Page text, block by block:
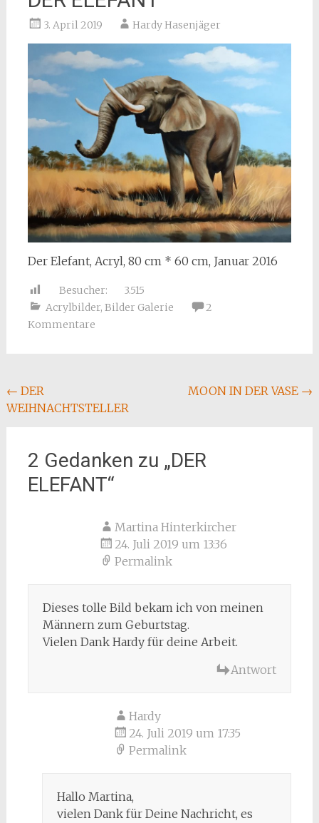
3. April 2019 Hardy Hasenjäger
Der Elefant, Acryl, 80 cm * 60 cm, Januar 2016
Besucher:
3.515
Acrylbilder, Bilder Galerie
2
Kommentare
Beitragsnavigation
← DER
WEIHNACHTSTELLER
MOON IN DER VASE →
2 Gedanken zu „DER
ELEFANT“
Martina Hinterkircher
24. Juli 2019 um 13:36
Permalink
Dieses tolle Bild bekam ich von meinen
Männern zum Geburtstag.
Vielen Dank Hardy für deine Arbeit.
Antwort
Hardy
24. Juli 2019 um 17:35
Permalink
Hallo Martina,
vielen Dank für Deine Nachricht, es